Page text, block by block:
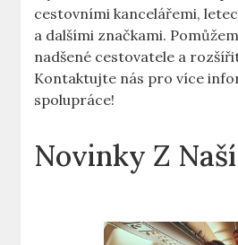
cestovními kancelářemi,
a dalšími značkami.
nadšené cestovatele a
Kontaktujte nás pro více
spolupráce!
Novinky Z